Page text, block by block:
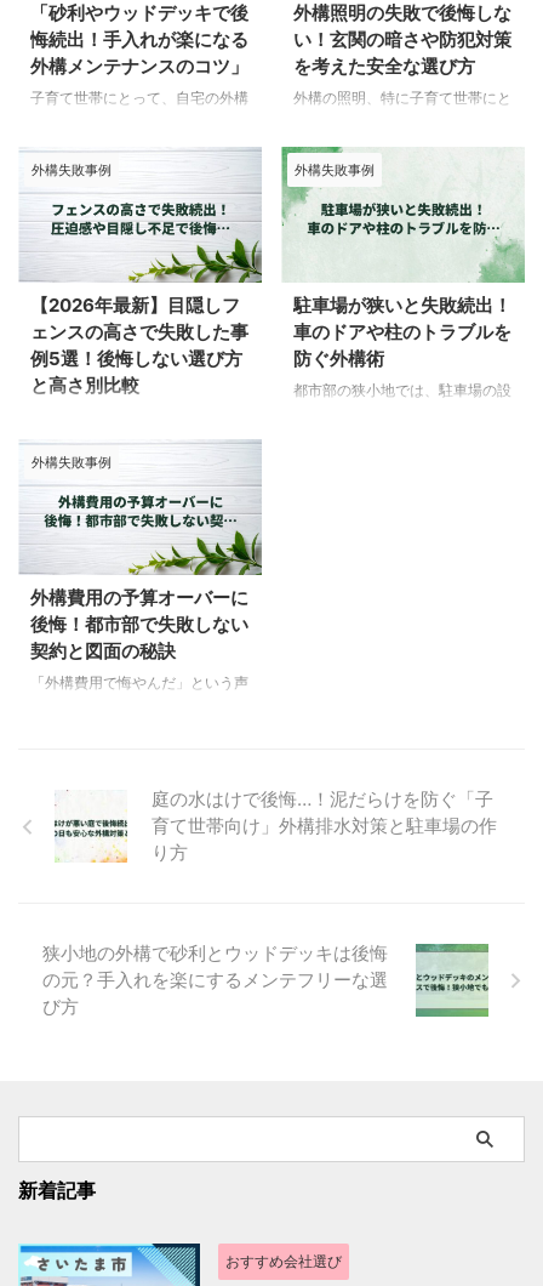
「砂利やウッドデッキで後
悔続出！手入れが楽になる
外構メンテナンスのコツ」
子育て世帯にとって、自宅の外構
しかし、素材選びやデザインを重
視するあまり、メンテナンスの手
間を見落とすケースが少なくあり
ません。 例えば、色あせや変色
が目立つ素材は見た目を損ねるだ
けでなく、害虫の発生や清掃の手
間が増える原因にもなります。
特に冬場は寒さで屋外の作業が億
劫になりがちです。 この記事で
は、子供の成長に合わせた外構選
びや、オフシーズン価格を活用し
外構費を抑えた結果、数年後に後
悔しているという声も話題になっ
ており、無理のない選択がカギ ...
外構照明の失敗で後悔しな
い！玄関の暗さや防犯対策
を考えた安全な選び方
外構の照明、特に子育て世帯にと
素です。 しかし、センサーライ
トの誤作動や虫の発生、さらには
電気代の増加といった悩みを抱え
るケースが少なくありません。
夜間の子供の帰宅時や遊び場の照
明が明るすぎて近隣に迷惑をかけ
ることも、後悔につながる要因で
す。 実際、調査によると新築外
構で後悔を感じた人は多く、照明
に関する失敗もその一部であるこ
とが分かります。 この冬はオフ
外構失敗事例
【2026年最新】目隠しフ
ェンスの高さで失敗した事
例5選！後悔しない選び方
と高さ別比較
に、隣から丸見えのまま…」 外構
工事が終わった後にこんな後悔を
している方、実は少なくありませ
ん。費用も時間もかけたのに、高
さひとつの判断ミスで台無しにな
ってしまうケースを、私たちはこ
れまでたくさん見てきました。し
かも、失敗に気づくのはたいてい
工事が終わってから。そのときに
はもう、やり直しに追加費用がか
かってしまいます。 特に子育て
くすればよかった」「高くしすぎ
...
外構失敗事例
駐車場が狭いと失敗続出！
車のドアや柱のトラブルを
防ぐ外構術
都市部の狭小地では、駐車場の設
...
外構失敗事例
外構費用の予算オーバーに
後悔！都市部で失敗しない
契約と図面の秘訣
「外構費用で悔やんだ」という声
ま。中でも限られたスペースゆえ
の設計ミスは、日々の生活に直結
する深刻な問題です。本記事で
えて、最新の調査結果から見えて
きた都市型外構工事の傾向にも触
れ、失敗を防ぐためのポイントを
庭の水はけで後悔…！泥だらけを防ぐ「子
育て世帯向け」外構排水対策と駐車場の作
り方
狭小地の外構で砂利とウッドデッキは後悔
の元？手入れを楽にするメンテフリーな選
び方
新着記事
おすすめ会社選び